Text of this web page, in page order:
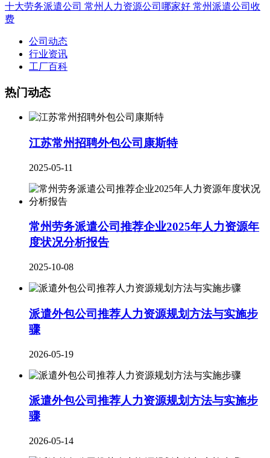
十大劳务派遣公司 常州人力资源公司哪家好 常州派遣公司收
费
公司动态
行业资讯
工厂百科
热门动态
江苏常州招聘外包公司康斯特
2025-05-11
常州劳务派遣公司推荐企业2025年人力资源年
度状况分析报告
2025-10-08
派遣外包公司推荐人力资源规划方法与实施步
骤
2026-05-19
派遣外包公司推荐人力资源规划方法与实施步
骤
2026-05-14